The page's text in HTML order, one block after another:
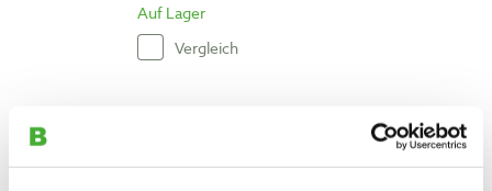
Auf Lager
Vergleich
Hm 46-8 groeffrees Ø 8 x 19 mm
Produktnummer: 1071541